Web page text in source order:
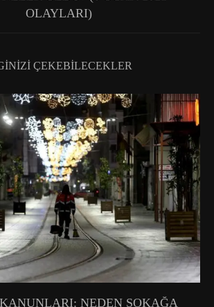
OLAYLARI)
ÇEKEBILECEKLER
NEDEN SOKAĞA